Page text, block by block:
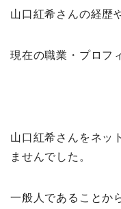
山口紅希さんの経歴
現在の職業・プロフ
山口紅希さんをネッ
ませんでした。
一般人であることか